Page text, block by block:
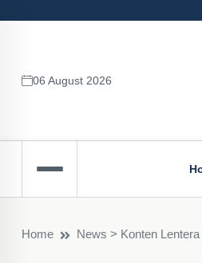
06 August 2026
Home News > Konten Lentera